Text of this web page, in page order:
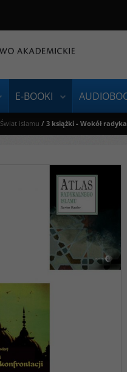
E-BOOKI
Świat islamu / 3 książki - Wokół